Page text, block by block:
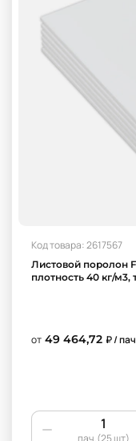
Код товара: 2617567
Листовой поролон
плотность 40 кг/
от 49 464,72 ₽ /
пач.(25 шт)